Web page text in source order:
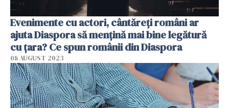
Evenimente cu actori, cântăreți români ar
ajuta Diaspora să mențină mai bine legătură
cu țara? Ce spun românii din Diaspora
08 AUGUST 2023